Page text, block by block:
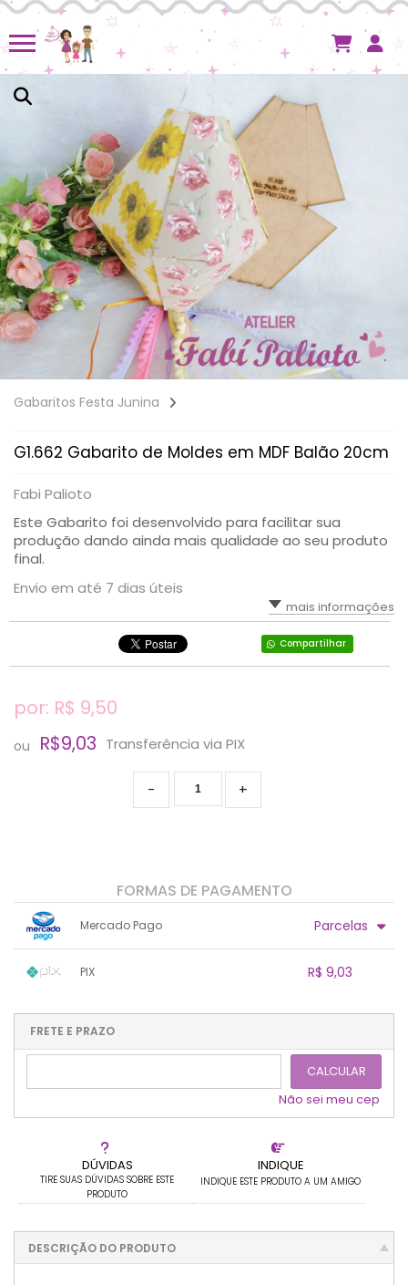
Gabaritos Festa Junina
G1.662 Gabarito de Moldes em MDF Balão 20cm
Fabi Palioto
Este Gabarito foi desenvolvido para facilitar sua
produção dando ainda mais qualidade ao seu produto
final.
Envio em até 7 dias úteis
mais informações
Compartilhar
DÚVIDAS
TIRE SUAS DÚVIDAS SOBRE ESTE
PRODUTO
INDIQUE
INDIQUE ESTE PRODUTO A UM AMIGO
por: R$ 9,50
ou R$9,03 Transferência via PIX
+
-
FORMAS DE PAGAMENTO
Mercado Pago Parcelas
PIX R$ 9,03
...
....
FRETE E PRAZO
CALCULAR
Não sei meu cep
DESCRIÇÃO DO PRODUTO